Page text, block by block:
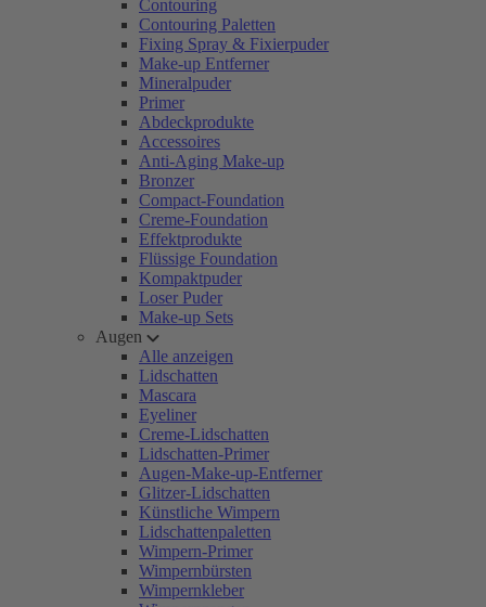
Contouring
Contouring Paletten
Fixing Spray & Fixierpuder
Make-up Entferner
Mineralpuder
Primer
Abdeckprodukte
Accessoires
Anti-Aging Make-up
Bronzer
Compact-Foundation
Creme-Foundation
Effektprodukte
Flüssige Foundation
Kompaktpuder
Loser Puder
Make-up Sets
Augen
Alle anzeigen
Lidschatten
Mascara
Eyeliner
Creme-Lidschatten
Lidschatten-Primer
Augen-Make-up-Entferner
Glitzer-Lidschatten
Künstliche Wimpern
Lidschattenpaletten
Wimpern-Primer
Wimpernbürsten
Wimpernkleber